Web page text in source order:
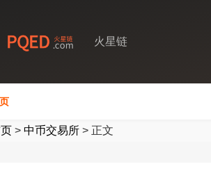
火星链
> 中币交易所 > 正文